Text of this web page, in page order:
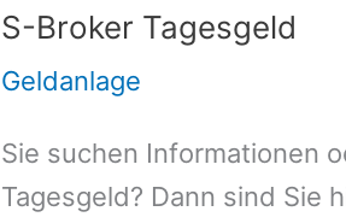
S-Broker Tagesgeld
Geldanlage
Sie suchen Informationen
Tagesgeld? Dann sind Sie